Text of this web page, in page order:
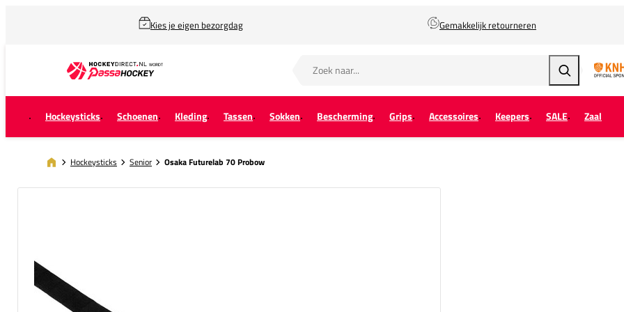
Kies je eigen bezorgdag Gemakkelijk retourneren
Zoeken
Hockeysticks Schoenen Kleding Tassen Sokken Bescherming Grips Accessoires Keepers SALE Zaal
Hockeysticks Senior Osaka Futurelab 70 Probow